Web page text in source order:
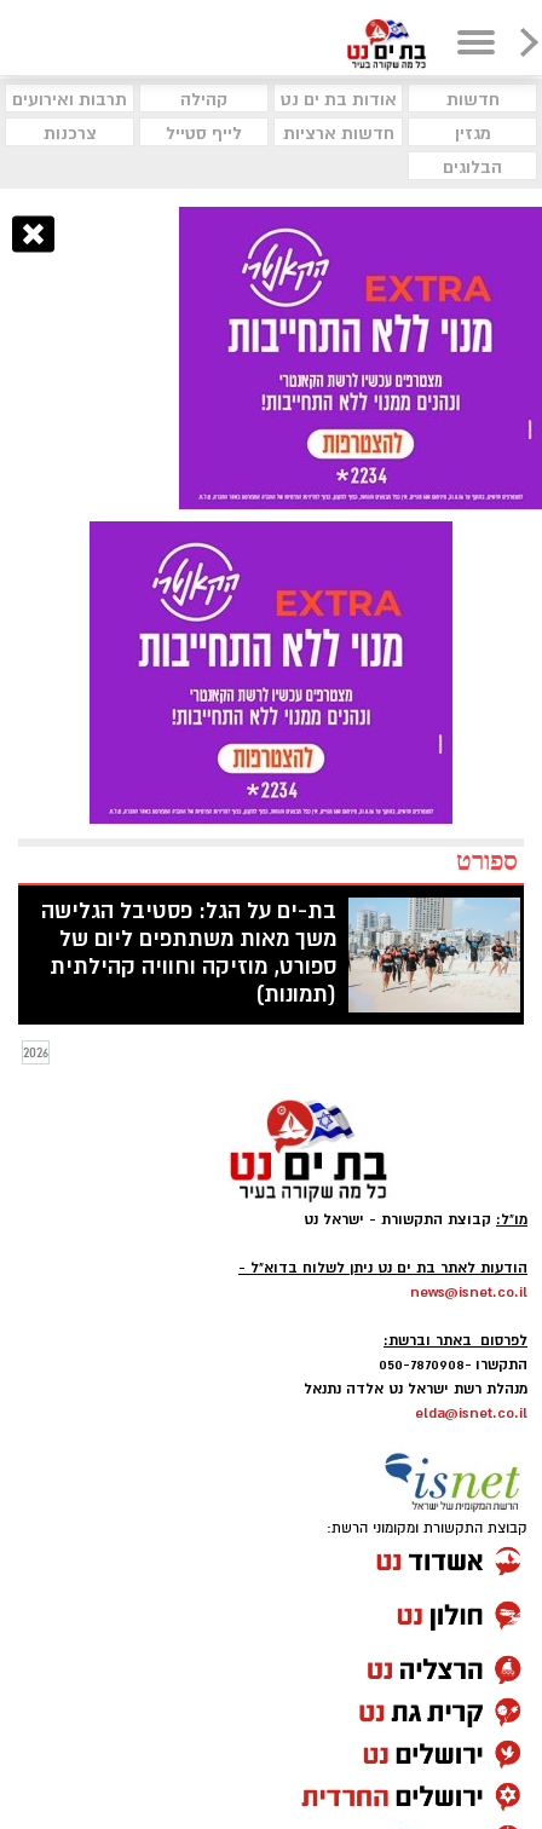
חדשות אודות בת ים נט קהילה
תרבות ואירועים
מגזין
חדשות ארציות לייף סטייל
צרכנות
הבלוגים
ספורט
בת-ים על הגל: פסטיבל הגלישה
משך מאות משתתפים ליום של
ספורט, מוזיקה וחוויה קהילתית
(תמונות)
ביום שישי, (24.7), התקיים פסטיבל גלישה,
האירוע היה בהשתתפות מאות תושבות
ותושבים שנהנו מיום קיץ חווייתי ששילב ים,
אווירה טובה ומוזיקה
2026
מו"ל: קבוצת התקשורת - ישראל נט
הודעות לאתר בת ים נט ניתן לשלוח בדוא"ל -
news@isnet.co.il
לפרסום באתר וברשת:
התקשרו -050-7870908
מנהלת רשת ישראל נט אלדה נתנאל
elda@isnet.co.il
קבוצת התקשורת ומקומוני הרשת: